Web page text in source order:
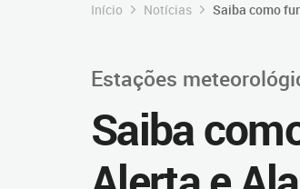
Início Notícias Saiba como
Estações
Saiba